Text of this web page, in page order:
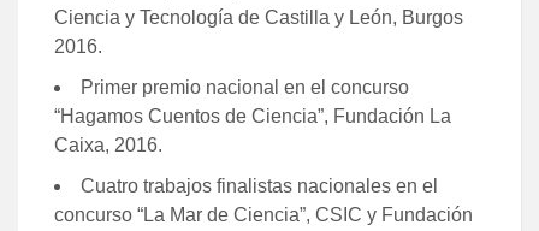
Ciencia y Tecnología de Castilla y León, Burgos
2016.
Primer premio nacional en el concurso
“Hagamos Cuentos de Ciencia”, Fundación La
Caixa, 2016.
Cuatro trabajos finalistas nacionales en el
concurso “La Mar de Ciencia”, CSIC y Fundación